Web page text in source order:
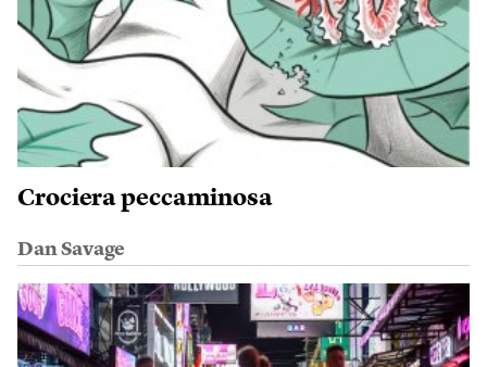
Crociera peccaminosa
Dan Savage